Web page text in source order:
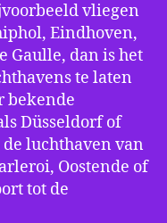
vliegen
Eindhoven,
Gaulle, dan is het
te laten
bekende
Düsseldorf of
luchthaven van
Oostende of
tot de